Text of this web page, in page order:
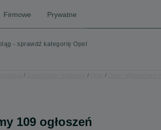
Firmowe Prywatne
- sprawdź kategorię Opel
109 ogłoszeń